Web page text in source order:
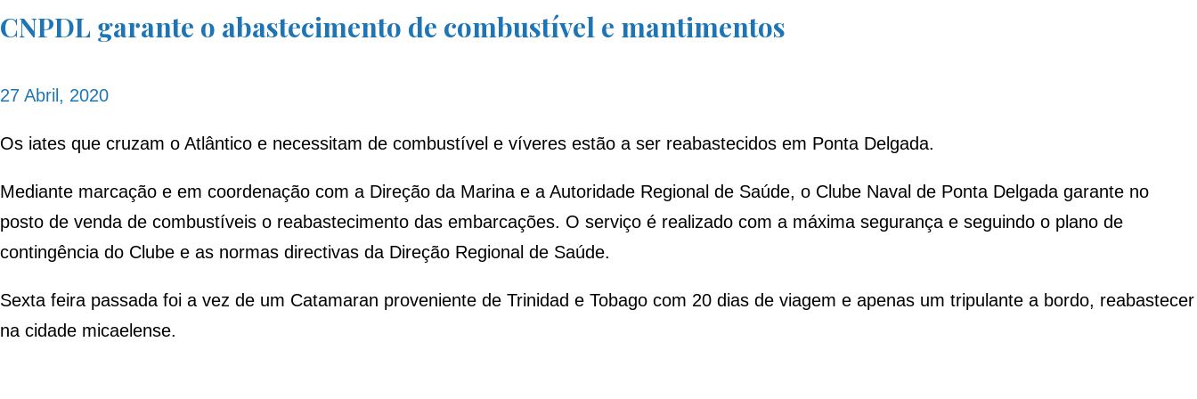
CNPDL garante o abastecimento de combustível e mantimentos
27 Abril, 2020
Os iates que cruzam o Atlântico e necessitam de combustível e víveres estão a ser reabastecidos em Ponta Delgada.
Mediante marcação e em coordenação com a Direção da Marina e a Autoridade Regional de Saúde, o Clube Naval de Ponta Delgada garante no
posto de venda de combustíveis o reabastecimento das embarcações. O serviço é realizado com a máxima segurança e seguindo o plano de
contingência do Clube e as normas directivas da Direção Regional de Saúde.
Sexta feira passada foi a vez de um Catamaran proveniente de Trinidad e Tobago com 20 dias de viagem e apenas um tripulante a bordo, reabastecer
na cidade micaelense.